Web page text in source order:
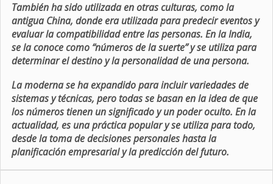
También ha sido utilizada en otras culturas, como la
antigua China, donde era utilizada para predecir eventos y
evaluar la compatibilidad entre las personas. En la India,
se la conoce como “números de la suerte” y se utiliza para
determinar el destino y la personalidad de una persona.
La moderna se ha expandido para incluir variedades de
sistemas y técnicas, pero todas se basan en la idea de que
los números tienen un significado y un poder oculto. En la
actualidad, es una práctica popular y se utiliza para todo,
desde la toma de decisiones personales hasta la
planificación empresarial y la predicción del futuro.